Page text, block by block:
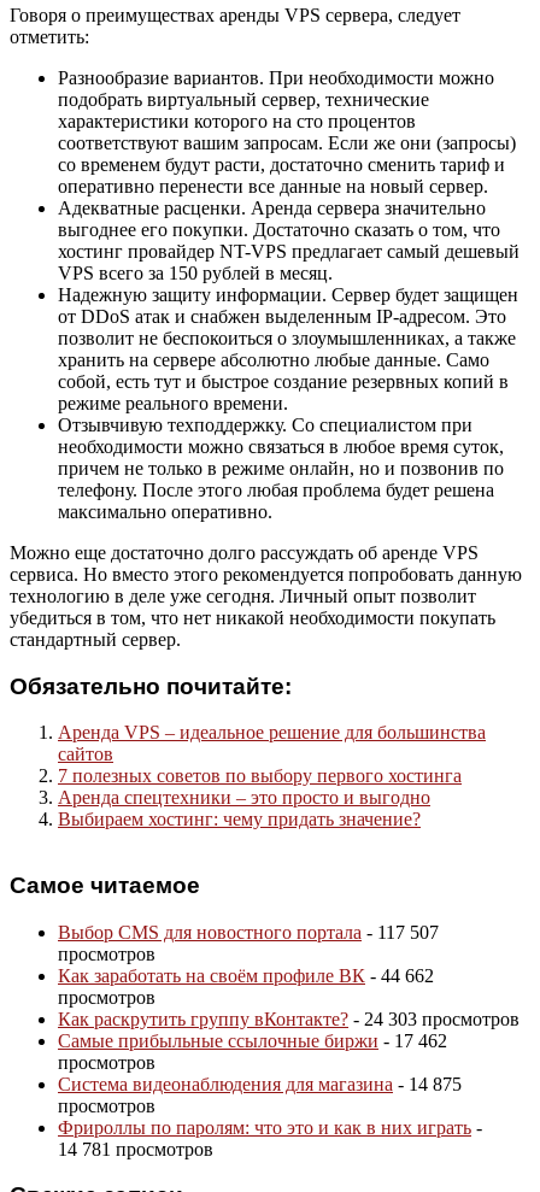
Говоря о преимуществах аренды VPS сервера, следует
отметить:
Разнообразие вариантов. При необходимости можно
подобрать виртуальный сервер, технические
характеристики которого на сто процентов
соответствуют вашим запросам. Если же они (запросы)
со временем будут расти, достаточно сменить тариф и
оперативно перенести все данные на новый сервер.
Адекватные расценки. Аренда сервера значительно
выгоднее его покупки. Достаточно сказать о том, что
хостинг провайдер NT-VPS предлагает самый дешевый
VPS всего за 150 рублей в месяц.
Надежную защиту информации. Сервер будет защищен
от DDoS атак и снабжен выделенным IP-адресом. Это
позволит не беспокоиться о злоумышленниках, а также
хранить на сервере абсолютно любые данные. Само
собой, есть тут и быстрое создание резервных копий в
режиме реального времени.
Отзывчивую техподдержку. Со специалистом при
необходимости можно связаться в любое время суток,
причем не только в режиме онлайн, но и позвонив по
телефону. После этого любая проблема будет решена
максимально оперативно.
Можно еще достаточно долго рассуждать об аренде VPS
сервиса. Но вместо этого рекомендуется попробовать данную
технологию в деле уже сегодня. Личный опыт позволит
убедиться в том, что нет никакой необходимости покупать
стандартный сервер.
Обязательно почитайте:
Аренда VPS – идеальное решение для большинства
сайтов
7 полезных советов по выбору первого хостинга
Аренда спецтехники – это просто и выгодно
Выбираем хостинг: чему придать значение?
Самое читаемое
Выбор CMS для новостного портала - 117 507
просмотров
Как заработать на своём профиле ВК - 44 662
просмотров
Как раскрутить группу вКонтакте? - 24 303 просмотров
Самые прибыльные ссылочные биржи - 17 462
просмотров
Система видеонаблюдения для магазина - 14 875
просмотров
Фрироллы по паролям: что это и как в них играть -
14 781 просмотров